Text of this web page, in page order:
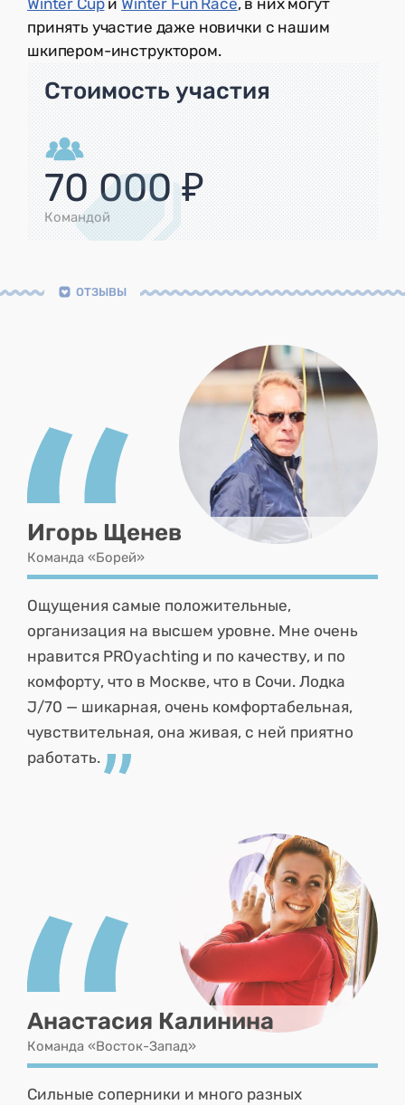
принять участие даже новички с нашим
шкипером-инструктором.
Стоимость участия
70 000 ₽
Командой
ОТЗЫВЫ
Игорь Щенев
Команда «Борей»
Ощущения самые положительные,
организация на высшем уровне. Мне очень
нравится PROyachting и по качеству, и по
комфорту, что в Москве, что в Сочи. Лодка
J/70 — шикарная, очень комфортабельная,
чувствительная, она живая, с ней приятно
работать.
Анастасия Калинина
Команда «Восток-Запад»
Сильные соперники и много разных